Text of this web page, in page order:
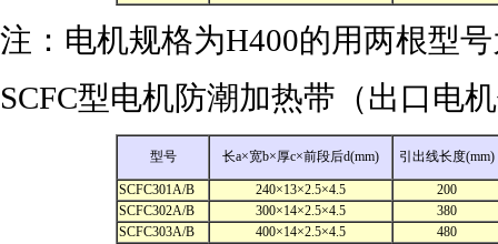
注：电机规格为H400的用两根型
SCFC型电机防潮加热带（出口电
型号 长a×宽b×厚c×前段后d(mm) 引出线长度(mm)
SCFC301A/B 240×13×2.5×4.5
200
SCFC302A/B
300×14×2.5×4.5
380
SCFC303A/B
400×14×2.5×4.5
480